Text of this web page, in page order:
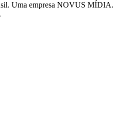
Uma empresa NOVUS MÍDIA.